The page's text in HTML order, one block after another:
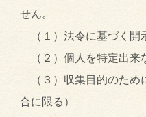
せん。
（１）法令に基づく開
（２）個人を特定出来
（３）収集目的のため
合に限る）